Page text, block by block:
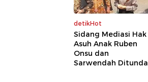
detikHot
Sidang Mediasi Hak
Asuh Anak Ruben
Onsu dan
Sarwendah Ditunda